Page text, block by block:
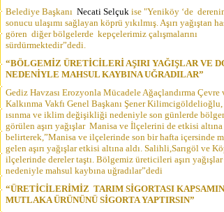
Belediye Başkanı Necati Selçuk ise "Yeniköy ‘de
sonucu ulaşımı sağlayan köprü yıkılmış. Aşırı yağıştan
gören diğer bölgelerde kepçelerimiz çalışmalarını
sürdürmektedir”dedi.
“BÖLGEMİZ ÜRETİCİLERİ AŞIRI YAĞIŞLAR VE
NEDENİYLE MAHSUL KAYBINA UĞRADILAR”
Gediz Havzası Erozyonla Mücadele Ağaçlandırma Çevre
Kalkınma Vakfı Genel Başkanı Şener
ısınma ve iklim değişikliği nedeniyle son günlerde
görülen aşırı yağışlar Manisa ve İlçelerini de etkisi altına
belirterek,”Manisa ve ilçelerinde son bir hafta içersinde
gelen aşırı yağışlar etkisi altına aldı. Salihli,Sarıgöl ve
ilçelerinde dereler taştı. Bölgemiz üreticileri aşırı
nedeniyle mahsul kaybına uğradılar”dedi
“ÜRETİCİLERİMİZ TARIM SİGORTASI
MUTLAKA ÜRÜNÜNÜ SİGORTA YAPTIRSIN”